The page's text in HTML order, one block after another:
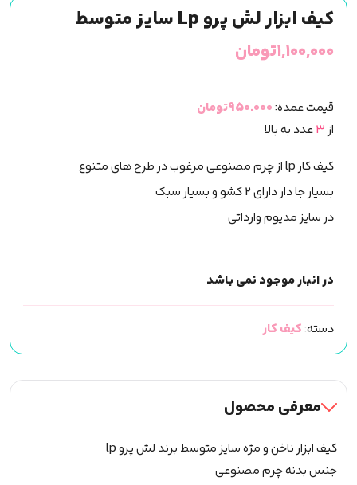
کیف ابزار لش پرو Lp سایز متوسط
۱,۱۰۰,۰۰۰تومان
قیمت عمده:950.000تومان
از 3عدد به بالا
کیف کار lp از چرم مصنوعی مرغوب در طرح های متنوع
بسیار جا دار دارای 2 کشو و بسیار سبک
در سایز مدیوم وارداتی
در انبار موجود نمی باشد
دسته:کیف کار
معرفی محصول
کیف ابزار ناخن و مژه سایز متوسط برند لش پرو lp
جنس بدنه چرم مصنوعی